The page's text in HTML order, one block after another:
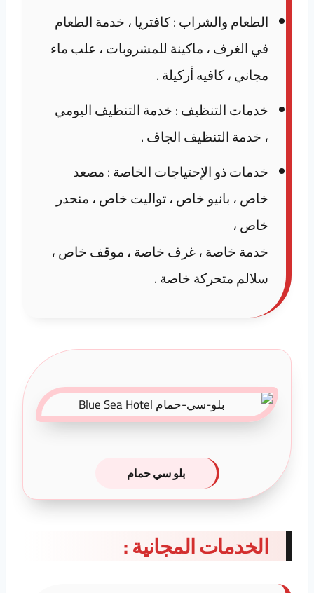
الطعام والشراب : كافتريا ، خدمة الطعام
في الغرف ، ماكينة للمشروبات ، علب ماء
مجاني ، كافيه أركيلة .
خدمات التنظيف : خدمة التنظيف اليومي
، خدمة التنظيف الجاف .
خدمات ذو الإحتياجات الخاصة : مصعد
خاص ، بانيو خاص ، تواليت خاص ، منحدر
خاص ،
خدمة خاصة ، غرف خاصة ، موقف خاص ،
سلالم متحركة خاصة .
بلو سي حمام
الخدمات المجانية :